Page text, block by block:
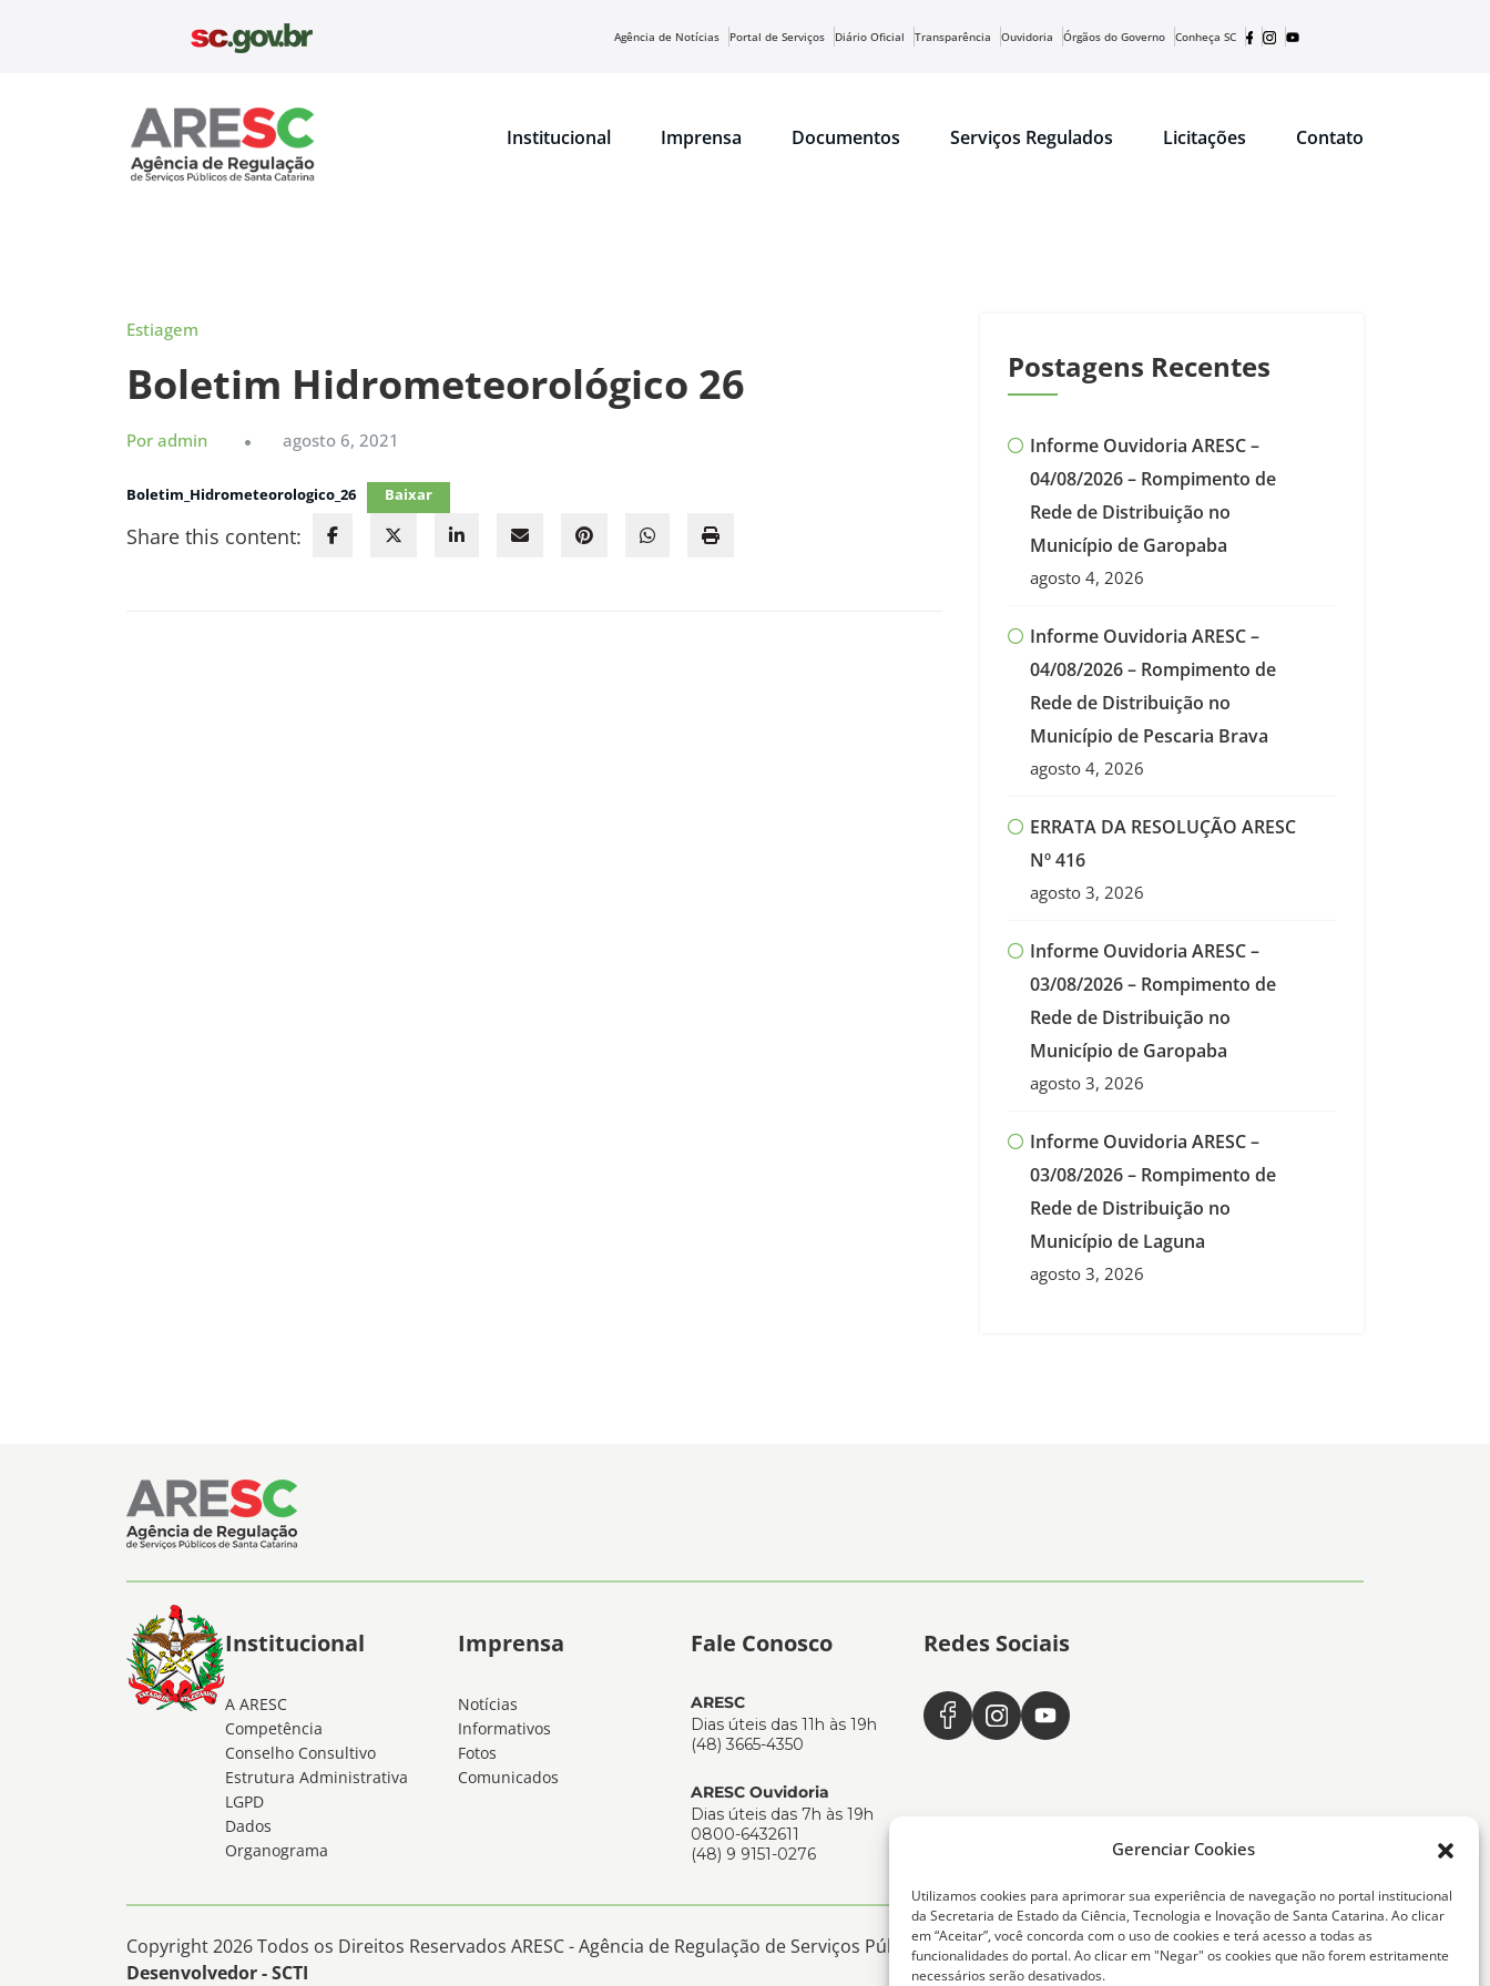
Gerenciar Cookies
Utilizamos cookies para aprimorar sua experiência de navegação no portal institucional
da Secretaria de Estado da Ciência, Tecnologia e Inovação de Santa Catarina. Ao clicar
em “Aceitar”, você concorda com o uso de cookies e terá acesso a todas as
funcionalidades do portal. Ao clicar em "Negar" os cookies que não forem estritamente
necessários serão desativados.
Agência de Notícias Portal de Serviços Diário Oficial Transparência Ouvidoria Órgãos do Governo Conheça SC
Institucional Imprensa Documentos Serviços Regulados Licitações Contato
Estiagem
Boletim Hidrometeorológico 26
Por admin agosto 6, 2021
Boletim_Hidrometeorologico_26 Baixar
Share this content:
Postagens Recentes
Informe Ouvidoria ARESC –
04/08/2026 – Rompimento de
Rede de Distribuição no
Município de Garopaba
agosto 4, 2026
Informe Ouvidoria ARESC –
04/08/2026 – Rompimento de
Rede de Distribuição no
Município de Pescaria Brava
agosto 4, 2026
ERRATA DA RESOLUÇÃO ARESC
Nº 416
agosto 3, 2026
Informe Ouvidoria ARESC –
03/08/2026 – Rompimento de
Rede de Distribuição no
Município de Garopaba
agosto 3, 2026
Informe Ouvidoria ARESC –
03/08/2026 – Rompimento de
Rede de Distribuição no
Município de Laguna
agosto 3, 2026
Institucional
A ARESC
Competência
Conselho Consultivo
Estrutura Administrativa
LGPD
Dados
Organograma
Imprensa
Notícias
Informativos
Fotos
Comunicados
Fale Conosco
ARESC
Dias úteis das 11h às 19h
(48) 3665-4350
ARESC Ouvidoria
Dias úteis das 7h às 19h
0800-6432611
(48) 9 9151-0276
Redes Sociais
Copyright 2026 Todos os Direitos Reservados ARESC - Agência de Regulação de Serviços Públicos de Santa Catarina -
Desenvolvedor - SCTI